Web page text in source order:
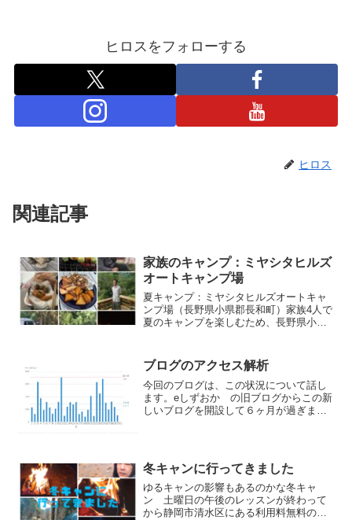
ヒロスをフォローする
ヒロス
関連記事
家族のキャンプ：ミヤシタヒルズ
オートキャンプ場
夏キャンプ：ミヤシタヒルズオートキャ
ンプ場（長野県小県郡長和町）家族4人で
夏のキャンプを楽しむため、長野県小県
車から中央高速を走りながら、窓の外の
風景を楽しみ、約3時間の...
ブログのアクセス解析
今回のブログは、この状況について話し
ます。eしずおか の旧ブログからこの新
しいブログを開設して６ヶ月が過ぎまし
番多いです。...
冬キャンに行ってきました
ゆるキャンの影響もあるのかな冬キャ
ン 土曜日の午後のレッスンが終わって
から静岡市清水区にある利用料無料の黒